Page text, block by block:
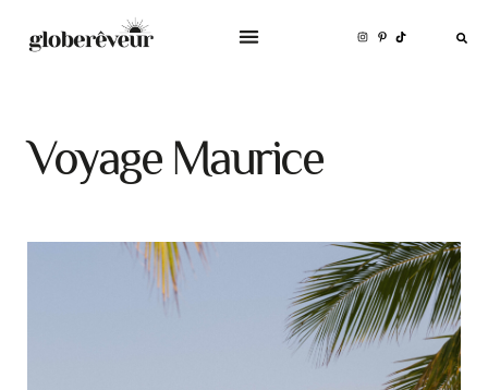
Voyage Maurice